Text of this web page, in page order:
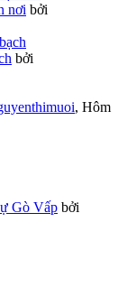
nơi bởi
bởi
, Hôm
Gò Vấp bởi